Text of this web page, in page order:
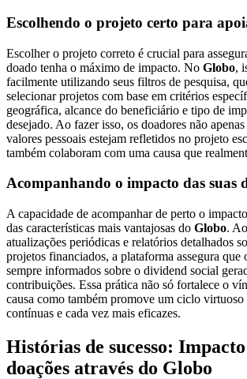
Escolhendo o projeto certo para
Escolher o projeto correto é crucial para
doado tenha o máximo de impacto. No Globo,
facilmente utilizando seus filtros de pesquisa,
selecionar projetos com base em critérios
geográfica, alcance do beneficiário e tipo de
desejado. Ao fazer isso, os doadores não
valores pessoais estejam refletidos no projeto
também colaboram com uma causa que
Acompanhando o impacto das suas
A capacidade de acompanhar de perto o
das características mais vantajosas do Globo.
atualizações periódicas e relatórios detalhados
projetos financiados, a plataforma assegura que
sempre informados sobre o dividend social
contribuições. Essa prática não só fortalece o
causa como também promove um ciclo
contínuas e cada vez mais eficazes.
Histórias de sucesso:
doações através do Globo